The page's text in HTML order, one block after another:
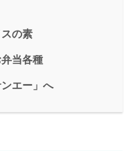
の素
当各種
エー」へ